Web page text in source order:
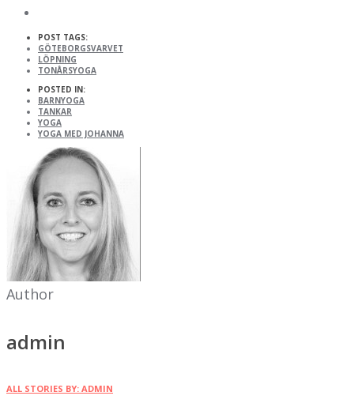
POST TAGS:
GÖTEBORGSVARVET
LÖPNING
TONÅRSYOGA
POSTED IN:
BARNYOGA
TANKAR
YOGA
YOGA MED JOHANNA
Author
admin
ALL STORIES BY: ADMIN